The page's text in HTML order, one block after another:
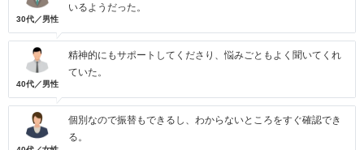
30代／男性
いるようだった。
40代／男性
精神的にもサポートしてくださり、悩みごともよく聞いてくれ
ていた。
個別なので振替もできるし、わからないところをすぐ確認でき
る。